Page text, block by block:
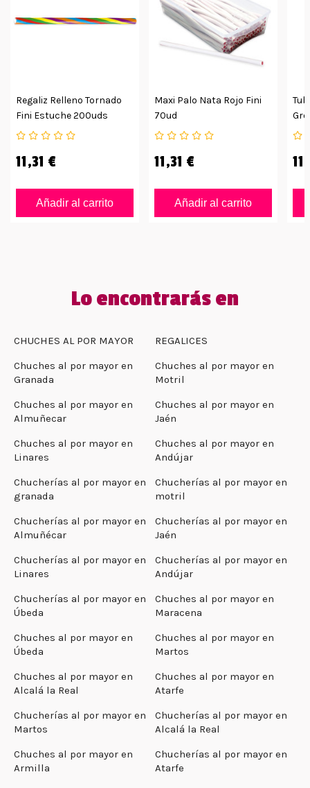
Regaliz Relleno Tornado
Fini Estuche 200uds
11,31 €
Añadir al carrito
Maxi Palo Nata Rojo Fini
70ud
11,31 €
Añadir al carrito
Lo encontrarás en
CHUCHES AL POR MAYOR
REGALICES
Chuches al por mayor en
Granada
Chuches al por mayor en
Motril
Chuches al por mayor en
Almuñecar
Chuches al por mayor en
Jaén
Chuches al por mayor en
Linares
Chuches al por mayor en
Andújar
Chucherías al por mayor en
granada
Chucherías al por mayor en
motril
Chucherías al por mayor en
Almuñécar
Chucherías al por mayor en
Jaén
Chucherías al por mayor en
Linares
Chucherías al por mayor en
Andújar
Chucherías al por mayor en
Úbeda
Chuches al por mayor en
Maracena
Chuches al por mayor en
Úbeda
Chuches al por mayor en
Martos
Chuches al por mayor en
Alcalá la Real
Chuches al por mayor en
Atarfe
Chucherías al por mayor en
Martos
Chucherías al por mayor en
Alcalá la Real
Chuches al por mayor en
Armilla
Chucherías al por mayor en
Atarfe